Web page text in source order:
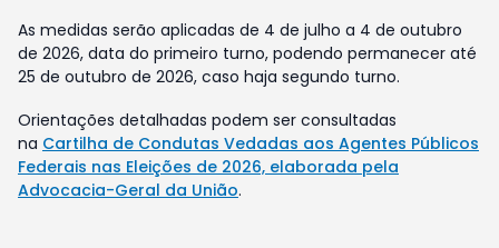
As medidas serão aplicadas de 4 de julho a 4 de outubro
de 2026, data do primeiro turno, podendo permanecer até
25 de outubro de 2026, caso haja segundo turno.
Orientações detalhadas podem ser consultadas
na Cartilha de Condutas Vedadas aos Agentes Públicos
Federais nas Eleições de 2026, elaborada pela
Advocacia-Geral da União.